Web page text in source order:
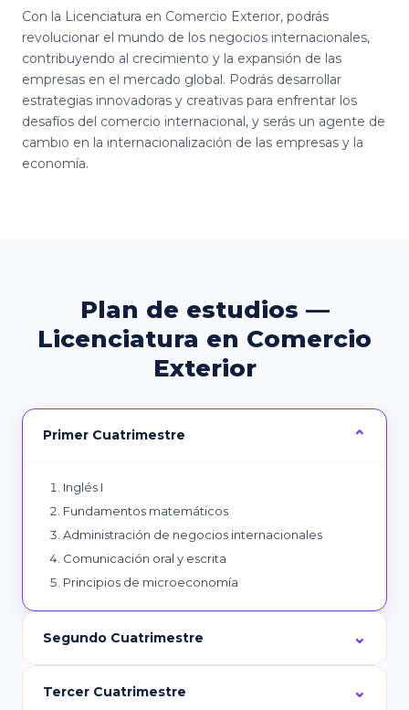
Con la Licenciatura en Comercio Exterior, podrás
revolucionar el mundo de los negocios internacionales,
contribuyendo al crecimiento y la expansión de las
empresas en el mercado global. Podrás desarrollar
estrategias innovadoras y creativas para enfrentar los
desafíos del comercio internacional, y serás un agente de
cambio en la internacionalización de las empresas y la
economía.
Plan de estudios —
Licenciatura en Comercio
Exterior
Primer Cuatrimestre
Inglés I
Fundamentos matemáticos
Administración de negocios internacionales
Comunicación oral y escrita
Principios de microeconomía
Segundo Cuatrimestre
Tercer Cuatrimestre